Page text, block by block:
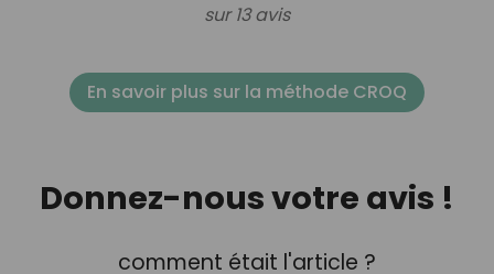
sur 13 avis
En savoir plus sur la méthode CROQ
Donnez-nous votre avis !
comment était l'article ?